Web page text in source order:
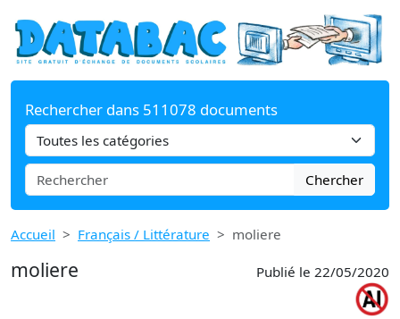
Rechercher dans 511078 documents
Chercher
Accueil Français / Littérature moliere
moliere Publié le 22/05/2020